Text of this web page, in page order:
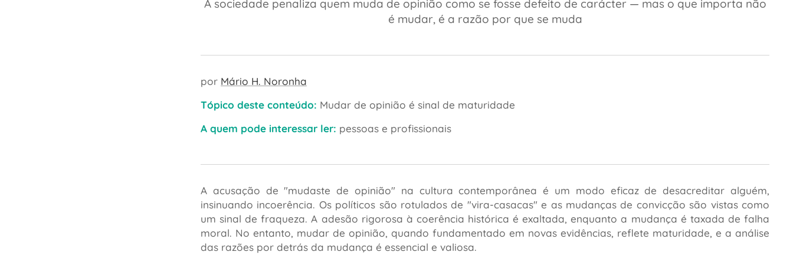
A sociedade penaliza quem muda de opinião como se fosse defeito de carácter — mas o que importa não
é mudar, é a razão por que se muda
por Mário H. Noronha
Tópico deste conteúdo: Mudar de opinião é sinal de maturidade
A quem pode interessar ler: pessoas e profissionais
A acusação de"mudaste de opinião" na cultura contemporânea é um modo eficaz de desacreditar alguém,
insinuando incoerência. Os políticos são rotulados de "vira-casacas" e as mudanças de convicção são vistas como
um sinal de fraqueza. A adesão rigorosa à coerência histórica é exaltada, enquanto a mudança é taxada de falha
moral. No entanto, mudar de opinião, quando fundamentado em novas evidências, reflete maturidade, e a análise
das razões por detrás da mudança é essencial e valiosa.